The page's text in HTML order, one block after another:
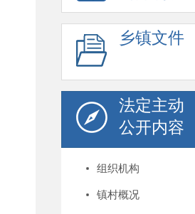
乡镇文件
法定主动
公开内容
组织机构
镇村概况